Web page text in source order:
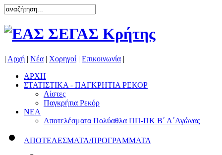
| Αρχή | Νέα | Χορηγοί | Επικοινωνία |
ΑΡΧΗ
ΣΤΑΤΙΣΤΙΚΑ - ΠΑΓΚΡΗΤΙΑ ΡΕΚΟΡ
Λίστες
Παγκρήτια Ρεκόρ
ΝΕΑ
Αποτελέσματα Πολύαθλα ΠΠ-ΠΚ Β΄ Α΄Αγώνας
ΑΠΟΤΕΛΕΣΜΑΤΑ/ΠΡΟΓΡΑΜΜΑΤΑ